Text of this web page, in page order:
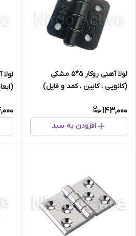
لولا آهنی روکار 5*5 مشکی
(کانوپی ، کابین ، کمد و فایل)
143,000
افزودن به سبد